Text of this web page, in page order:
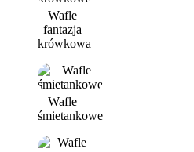
Wafle
fantazja
krówkowa
Wafle
śmietankowe